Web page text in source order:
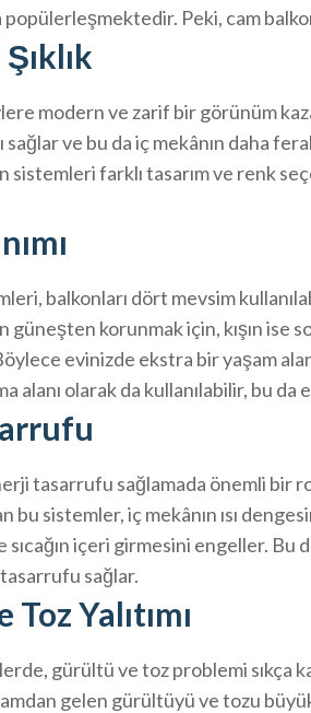
popülerleşmektedir. Peki, cam
modern ve zarif bir görünüm
sağlar ve bu da iç mekânın daha
sistemleri farklı tasarım ve renk
balkonları dört mevsim
güneşten korunmak için, kışın ise
evinizde ekstra bir yaşam
alanı olarak da kullanılabilir, bu da
tasarrufu sağlamada önemli bir
bu sistemler, iç mekânın ısı
sıcağın içeri girmesini engeller. Bu
sağlar.
Yalıtımı
gürültü ve toz problemi sıkça
gelen gürültüyü ve tozu